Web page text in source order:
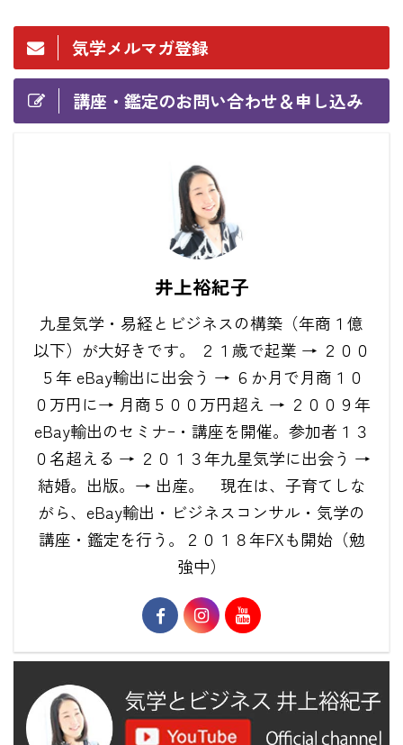
気学メルマガ登録
講座・鑑定のお問い合わせ＆申し込み
井上裕紀子
九星気学・易経とビジネスの構築（年商１億
以下）が大好きです。 ２１歳で起業 → ２００
５年 eBay輸出に出会う → ６か月で月商１０
０万円に→ 月商５００万円超え → ２００９年
eBay輸出のセミナｰ・講座を開催。参加者１３
０名超える → ２０１３年九星気学に出会う →
結婚。出版。→ 出産。 現在は、子育てしな
がら、eBay輸出・ビジネスコンサル・気学の
講座・鑑定を行う。２０１８年FXも開始（勉
強中）